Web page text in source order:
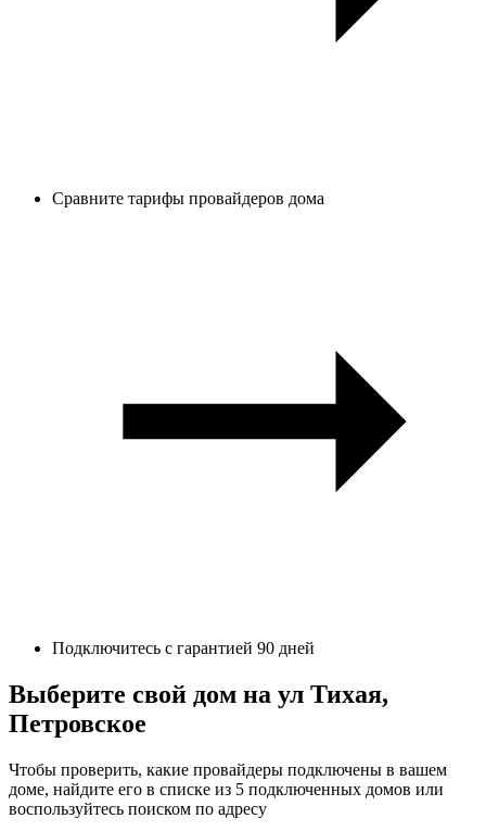
Сравните тарифы провайдеров дома
Подключитесь с гарантией 90 дней
Выберите свой дом на ул Тихая,
Петровское
Чтобы проверить, какие провайдеры подключены в вашем
доме, найдите его в списке из 5 подключенных домов или
воспользуйтесь поиском по адресу